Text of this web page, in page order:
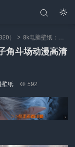


） > 8k电脑壁纸：鬼刀海琴烟冰公主狮子角斗场动漫高清8k桌面壁纸
角斗场动漫高清
壁纸  592